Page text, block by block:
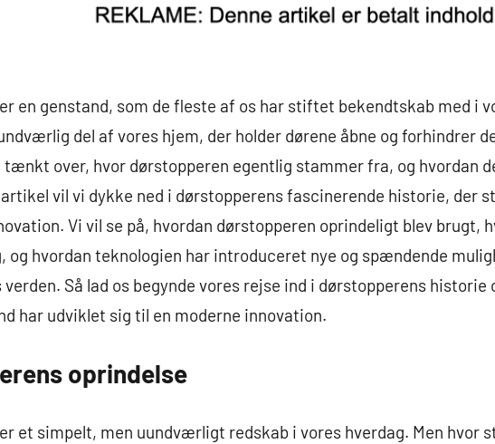
en genstand, som de fleste af os har stiftet bekendtskab med i
del af vores hjem, der holder dørene åbne og forhindrer
tænkt over, hvor dørstopperen egentlig stammer fra, og hvordan
artikel vil vi dykke ned i dørstopperens fascinerende historie,
Vi vil se på, hvordan dørstopperen oprindeligt blev brugt,
og hvordan teknologien har introduceret nye og spændende
Så lad os begynde vores rejse ind i dørstopperens historie
har udviklet sig til en moderne innovation.
oprindelse
et simpelt, men uundværligt redskab i vores hverdag. Men hvor